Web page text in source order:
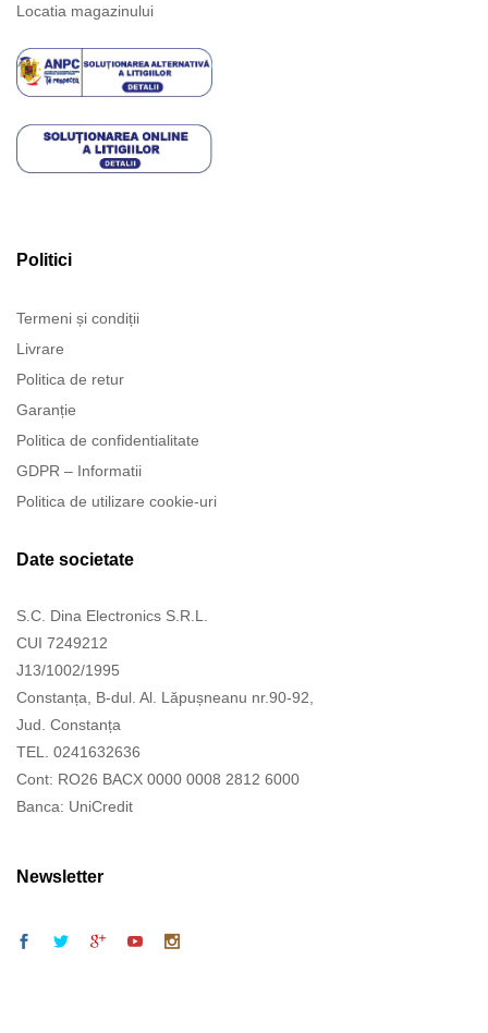
Locatia magazinului
Politici
Termeni și condiții
Livrare
Politica de retur
Garanție
Politica de confidentialitate
GDPR – Informatii
Politica de utilizare cookie-uri
Date societate
S.C. Dina Electronics S.R.L.
CUI 7249212
J13/1002/1995
Constanța, B-dul. Al. Lăpușneanu nr.90-92,
Jud. Constanța
TEL. 0241632636
Cont: RO26 BACX 0000 0008 2812 6000
Banca: UniCredit
Newsletter